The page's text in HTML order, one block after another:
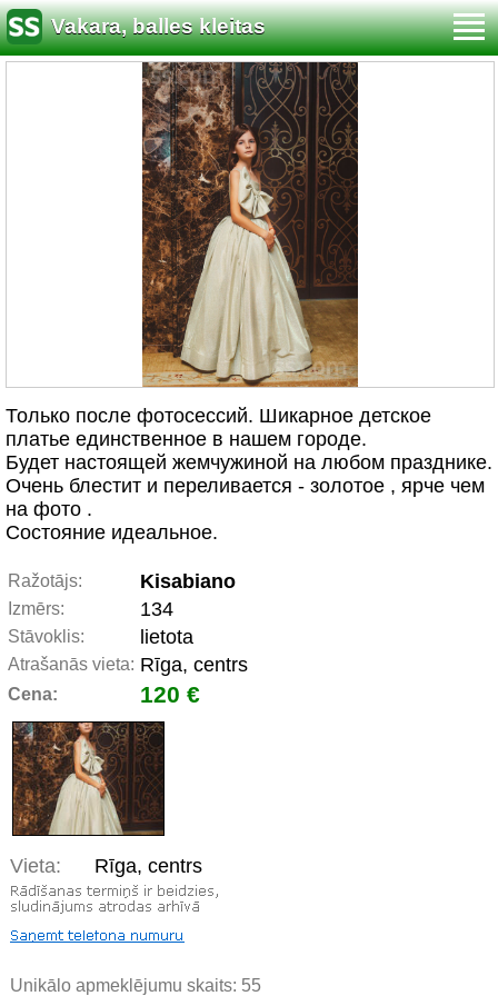
Vakara, balles kleitas
Только после фотосессий. Шикарное детское
платье единственное в нашем городе.
Будет настоящей жемчужиной на любом празднике.
Очень блестит и переливается - золотое , ярче чем
на фото .
Состояние идеальное.
Ražotājs: Kisabiano
Izmērs: 134
Stāvoklis: lietota
Atrašanās vieta: Rīga, centrs
Cena: 120 €
Vieta: Rīga, centrs
Unikālo apmeklējumu skaits: 55